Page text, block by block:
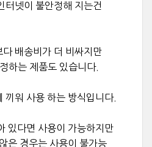
터넷이 불안정해 지는건
배송비가 더 비싸지만
하는 제품도 있습니다.
끼워 사용 하는 방식입니다.
있다면 사용이 가능하지만
은 경우는 사용이 불가능